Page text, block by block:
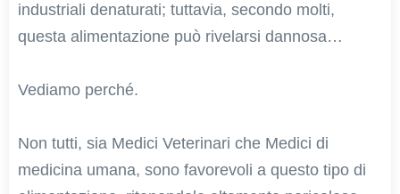
industriali denaturati; tuttavia, secondo molti,
questa alimentazione può rivelarsi dannosa…
Vediamo perché.
Non tutti, sia Medici Veterinari che Medici di
medicina umana, sono favorevoli a questo tipo di